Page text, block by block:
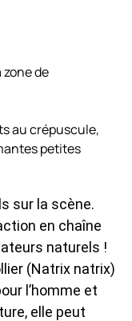
de
au crépuscule,
petites
sur la scène.
en chaîne
naturels !
(Natrix natrix)
l’homme et
elle peut